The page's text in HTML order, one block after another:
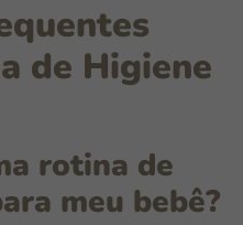
de Higiene
rotina de
meu bebê?